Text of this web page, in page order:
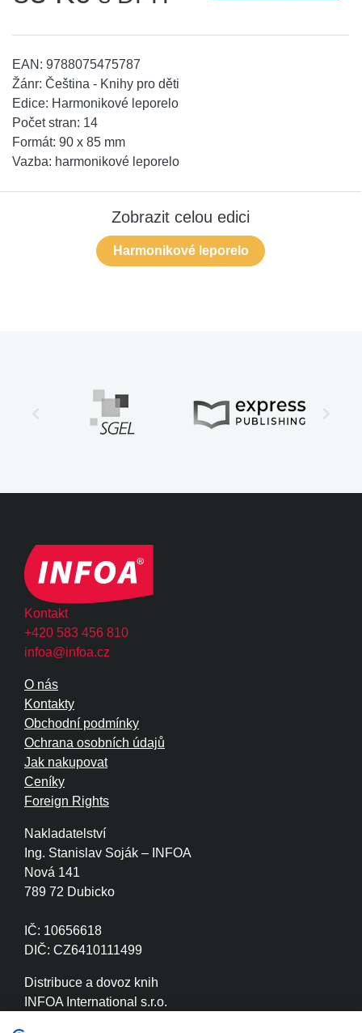
EAN: 9788075475787
Žánr: Čeština - Knihy pro děti
Edice: Harmonikové leporelo
Počet stran: 14
Formát: 90 x 85 mm
Vazba: harmonikové leporelo
Zobrazit celou edici
Harmonikové leporelo
Kontakt
+420 583 456 810
infoa@infoa.cz
Nakladatelství
Ing. Stanislav Soják – INFOA
Nová 141
789 72 Dubicko
IČ: 10656618
DIČ: CZ6410111499
Distribuce a dovoz knih
INFOA International s.r.o.
O nás
Kontakty
Obchodní podmínky
Ochrana osobních údajů
Jak nakupovat
Ceníky
Foreign Rights